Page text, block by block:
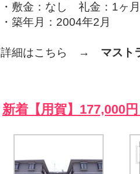
・敷金：なし 礼金：1ヶ月
・築年月：2004年2月
詳細はこちら → マスト
新着【用賀】